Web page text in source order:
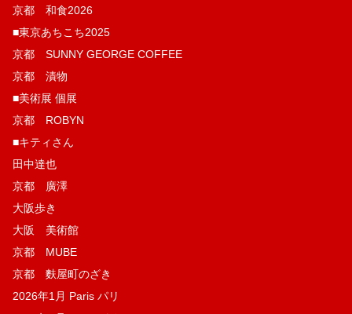
京都 和食2026
■東京あちこち2025
京都 SUNNY GEORGE COFFEE
京都 漬物
■美術展 個展
京都 ROBYN
■キティさん
田中達也
京都 廣澤
大阪歩き
大阪 美術館
京都 MUBE
京都 麩屋町のざき
2026年1月 Paris パリ